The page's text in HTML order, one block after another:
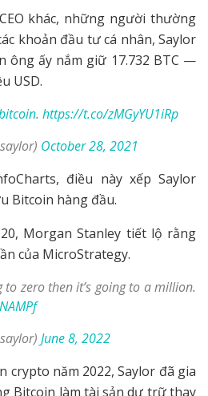
khác, những người thường
khoản đầu tư cá nhân, Saylor
ông ấy nắm giữ 17.732 BTC —
USD.
. https://t.co/zMGyYU1iRp
October 28, 2021
điều này xếp Saylor
Bitcoin hàng đầu.
Morgan Stanley tiết lộ rằng
của MicroStrategy.
to zero then it’s going to a million.
June 8, 2022
crypto năm 2022, Saylor đã gia
Bitcoin làm tài sản dự trữ thay